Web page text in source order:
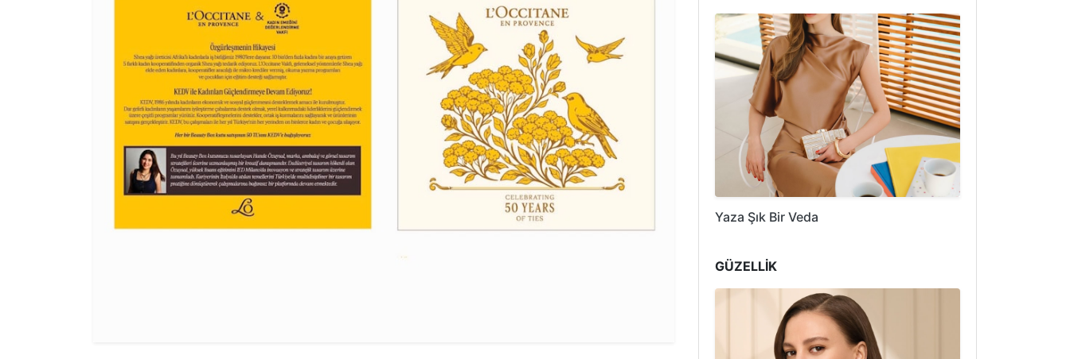
Yaza Şık Bir Veda
GÜZELLİK